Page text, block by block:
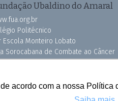
acordo com a nossa
Ubaldino do Amaral
Politécnico
Escola Monteiro Lobato
Sorocabana de Combate ao Câncer
dos Velhinhos